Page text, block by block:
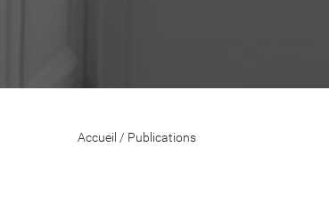
Accueil / Publications